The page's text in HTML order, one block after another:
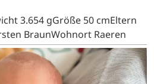
3.654 gGröße 50 cmEltern
BraunWohnort Raeren